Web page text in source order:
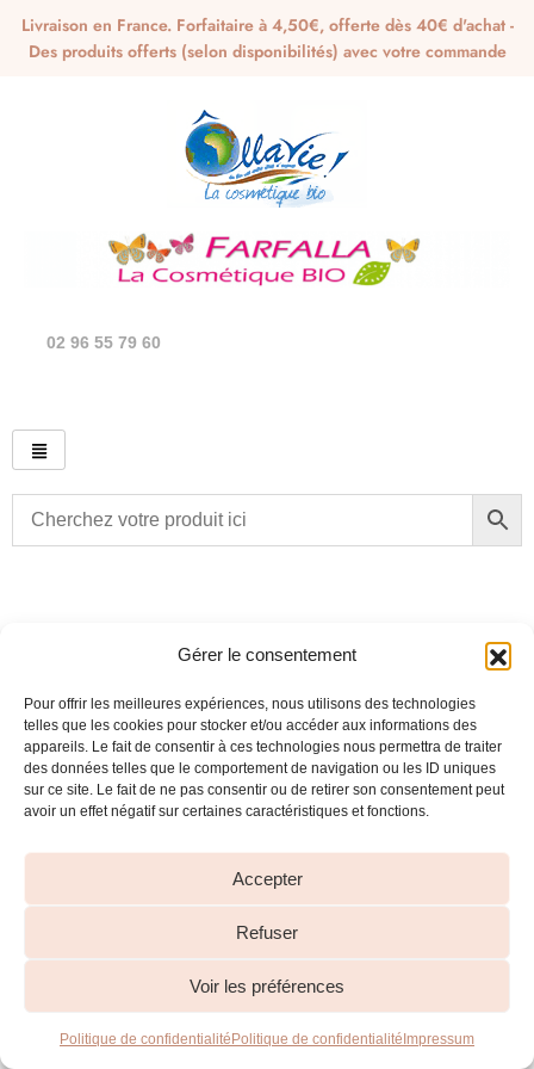
Gérer le consentement
Pour offrir les meilleures expériences, nous utilisons des technologies
telles que les cookies pour stocker et/ou accéder aux informations des
appareils. Le fait de consentir à ces technologies nous permettra de traiter
des données telles que le comportement de navigation ou les ID uniques
sur ce site. Le fait de ne pas consentir ou de retirer son consentement peut
avoir un effet négatif sur certaines caractéristiques et fonctions.
Accepter
Refuser
Voir les préférences
Politique de confidentialité Politique de confidentialité Impressum
Livraison en France. Forfaitaire à 4,50€, offerte dès 40€ d'achat -
Des produits offerts (selon disponibilités) avec votre commande
02 96 55 79 60